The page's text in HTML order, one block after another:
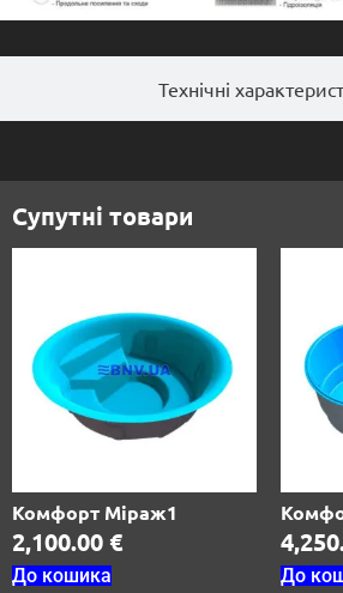
Технічні
Супутні товари
Комфорт Міраж1
2,100.00 €
До кошика До